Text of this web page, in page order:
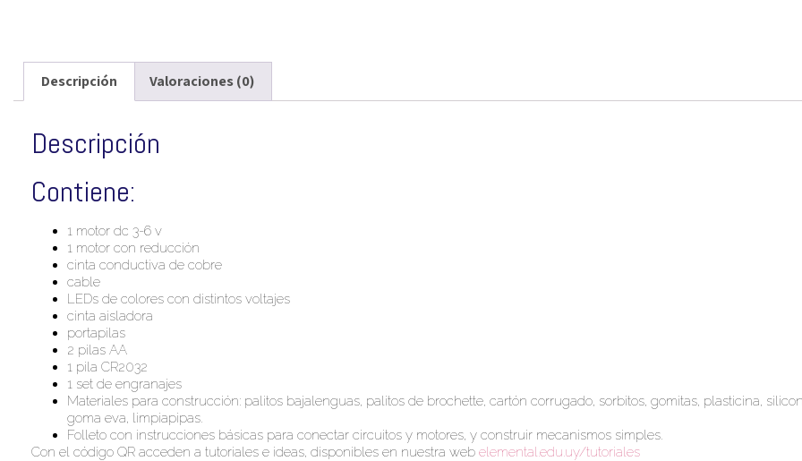
Descripción Valoraciones (0)
Descripción
Contiene:
1 motor dc 3-6 v
1 motor con reducción
cinta conductiva de cobre
cable
LEDs de colores con distintos voltajes
cinta aisladora
portapilas
2 pilas AA
1 pila CR2032
1 set de engranajes
Materiales para construcción: palitos bajalenguas, palitos de brochette, cartón corrugado, sorbitos, gomitas, plasticina,
goma eva, limpiapipas.
Folleto con instrucciones básicas para conectar circuitos y motores, y construir mecanismos simples.
Con el código QR acceden a tutoriales e ideas, disponibles en nuestra web elemental.edu.uy/tutoriales